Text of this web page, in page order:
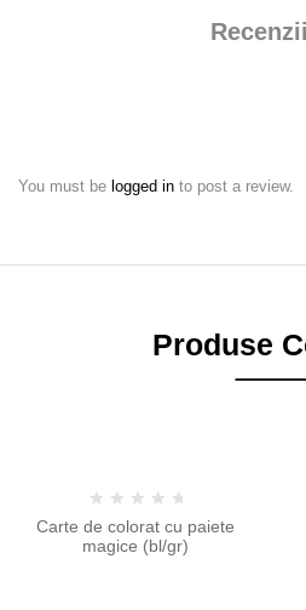
You must be logged in to post a review.
Produse
Carte de colorat cu paiete
magice (bl/gr)